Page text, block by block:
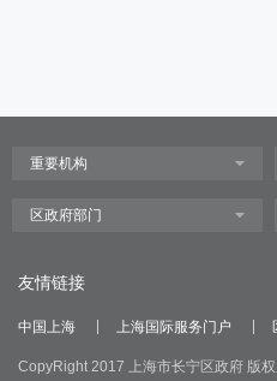
友情链接
中国上海 上海国际服务门户
CopyRight 2017 上海市长宁区政府 版